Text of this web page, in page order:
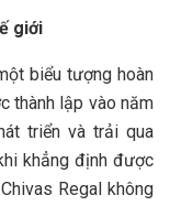
giới
biểu tượng hoàn
thành lập vào năm
triển và trải qua
khẳng định được
Regal không